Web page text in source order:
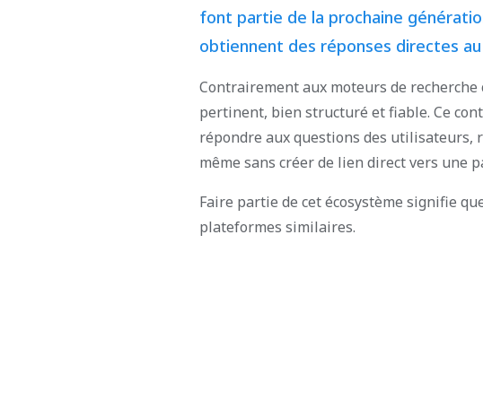
font partie de la prochaine
obtiennent des réponses directes
Contrairement aux moteurs de
pertinent, bien structuré et fiable. Ce
répondre aux questions des utilisateurs,
même sans créer de lien direct vers une
Faire partie de cet écosystème signifie
plateformes similaires.